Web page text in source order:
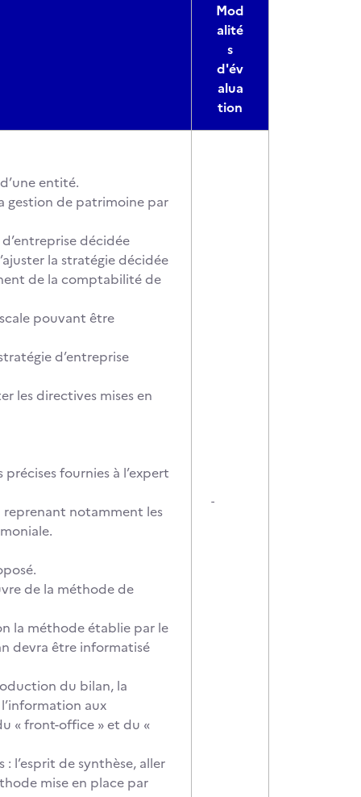
Mod
alité
s
d'év
alua
tion
entité.
gestion de patrimoine par
décidée
la stratégie décidée
de la comptabilité de
pouvant être
d’entreprise
les directives mises en
fournies à l’expert
notamment les
de la méthode de
la méthode établie par le
devra être informatisé
du bilan, la
aux
« front-office » et du «
l’esprit de synthèse, aller
mise en place par
-